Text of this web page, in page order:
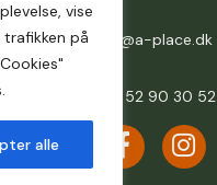
vise
på
alle
info@a-place.dk
+45 52 90 30 52